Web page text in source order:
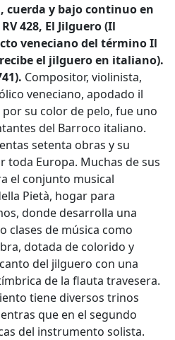
cuerda y bajo continuo en
428, El Jilguero (Il
veneciano del término Il
el jilguero en italiano).
Compositor, violinista,
veneciano, apodado il
su color de pelo, fue uno
del Barroco italiano.
setenta obras y su
toda Europa. Muchas de sus
el conjunto musical
Pietà, hogar para
donde desarrolla una
clases de música como
dotada de colorido y
del jilguero con una
de la flauta travesera.
tiene diversos trinos
que en el segundo
del instrumento solista.